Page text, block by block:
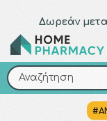
Δωρεάν
Αναζήτηση